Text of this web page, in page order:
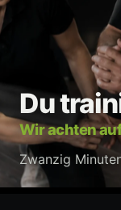
Du
Wir achten
Zwanzig